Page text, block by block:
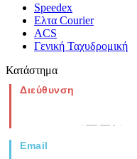
Speedex
Ελτα Courier
ACS
Γενική Ταχυδρομική
Κατάστημα
Διεύθυνση
Email